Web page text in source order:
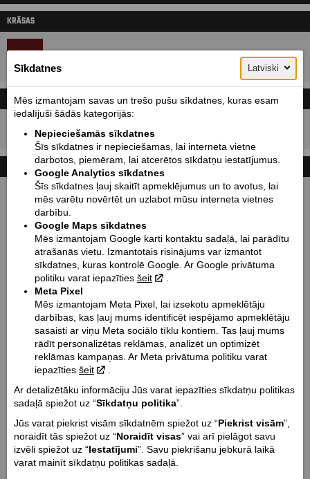
KRĀSAS
CENA UN LĪZINGA KALKULATORS
Cena sākot no: 16100EUR
Cenas ar PVN!
TEHNISKIE DATI
Izmēri mm (garums / bāze / augstums / platums):
2274 / 1576 / 1181 / 995
Sēdekļa augstums mm / Klīrenss mm:
649 / 129
Svars kg:
Degvielas tvertnes tilp. l:
Dzinēja tips:
Dzesēšanas tips:
Šķidruma dzese
Dzinēja tilpums cm³:
Dzinēja jauda Zs:
95
Dzinēja griezes moments Nm @ apgr. min.:
Sīkdatnes Latviski
Mēs izmantojam savas un trešo pušu sīkdatnes, kuras esam
iedalījuši šādās kategorijās:
Nepieciešamās sīkdatnes
Šīs sīkdatnes ir nepieciešamas, lai interneta vietne
darbotos, piemēram, lai atcerētos sīkdatņu iestatījumus.
Google Analytics sīkdatnes
Šīs sīkdatnes ļauj skaitīt apmeklējumus un to avotus, lai
mēs varētu novērtēt un uzlabot mūsu interneta vietnes
darbību.
Google Maps sīkdatnes
Mēs izmantojam Google karti kontaktu sadaļā, lai parādītu
atrašanās vietu. Izmantotais risinājums var izmantot
sīkdatnes, kuras kontrolē Google. Ar Google privātuma
politiku varat iepazīties šeit
Meta Pixel
Mēs izmantojam Meta Pixel, lai izsekotu apmeklētāju
darbības, kas ļauj mums identificēt iespējamo apmeklētāju
sasaisti ar viņu Meta sociālo tīklu kontiem. Tas ļauj mums
rādīt personalizētas reklāmas, analizēt un optimizēt
reklāmas kampaņas. Ar Meta privātuma politiku varat
iepazīties šeit
Ar detalizētāku informāciju Jūs varat iepazīties sīkdatņu politikas
sadaļā spiežot uz “Sīkdatņu politika”.
Jūs varat piekrist visām sīkdatnēm spiežot uz “Piekrist visām”,
noraidīt tās spiežot uz “Noraidīt visas” vai arī pielāgot savu
izvēli spiežot uz “Iestatījumi”. Savu piekrišanu jebkurā laikā
varat mainīt sīkdatņu politikas sadaļā.